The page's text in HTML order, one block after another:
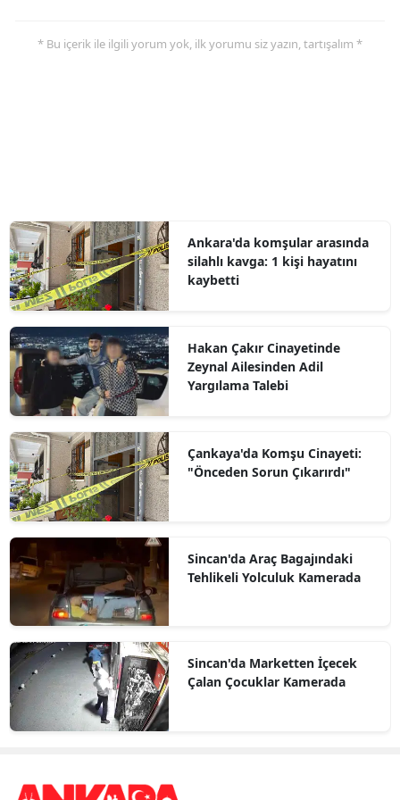
* Bu içerik ile ilgili yorum yok, ilk yorumu siz yazın, tartışalım *
Ankara'da komşular arasında
silahlı kavga: 1 kişi hayatını
kaybetti
Hakan Çakır Cinayetinde
Zeynal Ailesinden Adil
Yargılama Talebi
Çankaya'da Komşu Cinayeti:
"Önceden Sorun Çıkarırdı"
Sincan'da Araç Bagajındaki
Tehlikeli Yolculuk Kamerada
Sincan'da Marketten İçecek
Çalan Çocuklar Kamerada